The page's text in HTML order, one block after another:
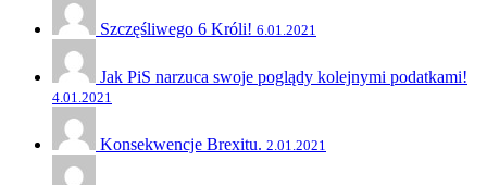
Szczęśliwego 6 Króli! 6.01.2021
Jak PiS narzuca swoje poglądy kolejnymi podatkami!
4.01.2021
Konsekwencje Brexitu. 2.01.2021